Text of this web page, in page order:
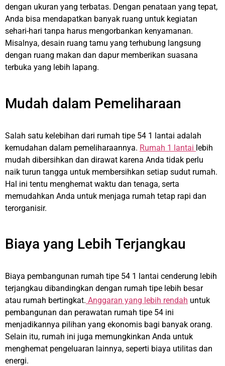
dengan ukuran yang terbatas. Dengan penataan yang tepat,
Anda bisa mendapatkan banyak ruang untuk kegiatan
sehari-hari tanpa harus mengorbankan kenyamanan.
Misalnya, desain ruang tamu yang terhubung langsung
dengan ruang makan dan dapur memberikan suasana
terbuka yang lebih lapang.
Mudah dalam Pemeliharaan
Salah satu kelebihan dari rumah tipe 54 1 lantai adalah
kemudahan dalam pemeliharaannya. Rumah 1 lantai lebih
mudah dibersihkan dan dirawat karena Anda tidak perlu
naik turun tangga untuk membersihkan setiap sudut rumah.
Hal ini tentu menghemat waktu dan tenaga, serta
memudahkan Anda untuk menjaga rumah tetap rapi dan
terorganisir.
Biaya yang Lebih Terjangkau
Biaya pembangunan rumah tipe 54 1 lantai cenderung lebih
terjangkau dibandingkan dengan rumah tipe lebih besar
atau rumah bertingkat. Anggaran yang lebih rendah untuk
pembangunan dan perawatan rumah tipe 54 ini
menjadikannya pilihan yang ekonomis bagi banyak orang.
Selain itu, rumah ini juga memungkinkan Anda untuk
menghemat pengeluaran lainnya, seperti biaya utilitas dan
energi.